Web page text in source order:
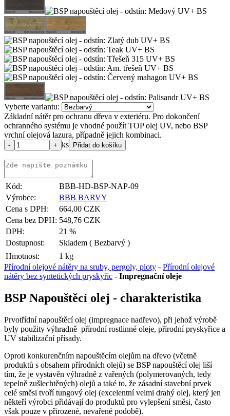
Vyberte variantu:
Základní nátěr pro ochranu dřeva v exteriéru. Pro dokončení
ochranného systému je vhodné použít TOP olej UV, nebo BSP
vrchní olejová lazura, případně jejich kombinaci.
ks
Kód:
BBB-HD-BSP-NAP-09
Výrobce:
BBB BARVY
Cena s DPH:
664,00 CZK
Cena bez DPH: 548,76 CZK
DPH:
21 %
Dostupnost:
Skladem ( Bezbarvý )
Hmotnost:
1 kg
Přírodní olejové nátěry na sruby, pergoly, ploty - Přírodní olejové
nátěry bez syntetických pryskyřic - Impregnační oleje
BSP Napouštěcí olej - charakteristika
Prvotřídní napouštěcí olej (impregnace nadřevo), při jehož výrobě
byly použity výhradně přírodní rostlinné oleje, přírodní pryskyřice a
UV stabilizační přísady.
Oproti konkurenčním napouštěcím olejům na dřevo (včetně
produktů s obsahem přírodních olejů) se BSP napouštěcí olej liší
tím, že je vystavěn výhradně z vařených (polymerovaných, tedy
tepelně zušlechtěných) olejů a také to, že zásadní stavební prvek
celé směsi tvoří tungový olej (excelentní velmi drahý olej, který jen
někteří výrobci přidávají do produktů pro vylepšení směsi, často
však pouze v přirozené, nevařené podobě).